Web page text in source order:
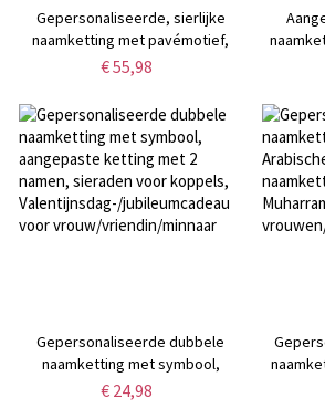
Gepersonaliseerde, sierlijke
naamketting met pavémotief,
ketting met aangepaste
sieraden,
verjaardags-/moederdag-/kerstcadeau
voor moeder/vrouw/haar
€ 55,98
Gepersonaliseerde dubbele
naamketting met symbool,
aangepaste ketting met 2
€ 24,98